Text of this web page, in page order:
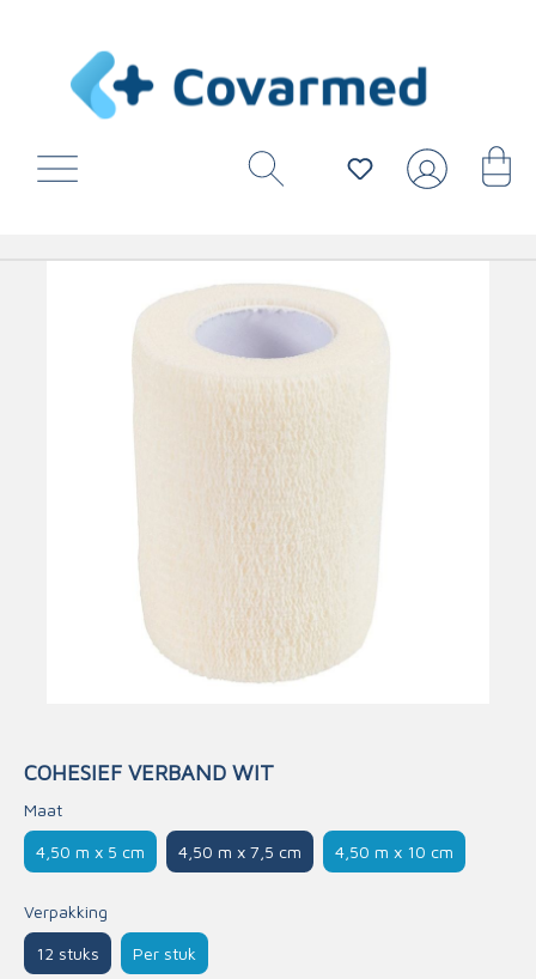
COHESIEF VERBAND WIT
Maat
4,50 m x 5 cm 4,50 m x 7,5 cm 4,50 m x 10 cm
Verpakking
12 stuks Per stuk